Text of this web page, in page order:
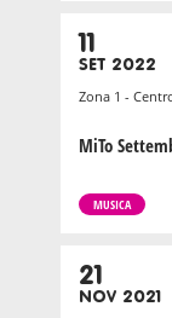
11
SET 2022
Zona 1 -
MiTo
MUSICA
21
NOV 2021